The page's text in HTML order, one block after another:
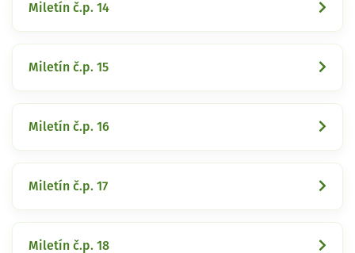
Miletín č.p. 14
Miletín č.p. 15
Miletín č.p. 16
Miletín č.p. 17
Miletín č.p. 18